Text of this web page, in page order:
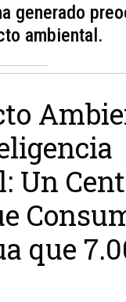
generado
ambiental.
Un
que